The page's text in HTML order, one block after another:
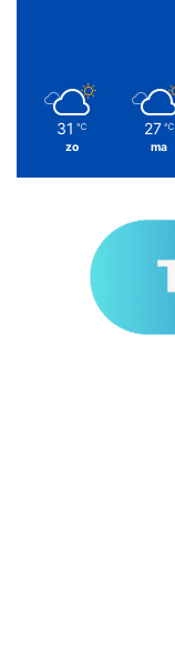
31 ℃
zo
27 ℃
ma